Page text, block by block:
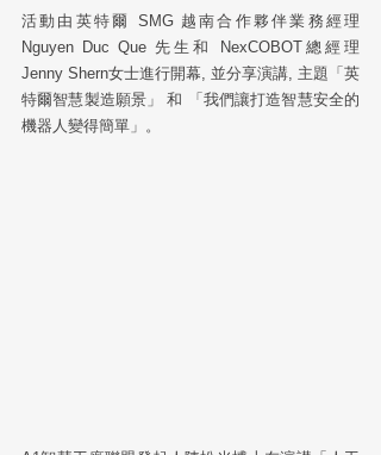
活動由英特爾 SMG 越南合作夥伴業務經理
Nguyen Duc Que 先生和 NexCOBOT總經理
Jenny Shern女士進行開幕, 並分享演講, 主題「英
特爾智慧製造願景」 和 「我們讓打造智慧安全的
機器人變得簡單」。